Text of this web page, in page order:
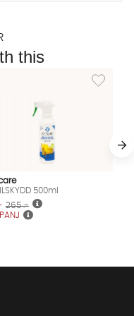
this
TEXTILRENGÖRING
Lägg till i
500ml
265 :-